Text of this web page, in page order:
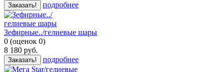
Заказать! подробнее
Зефирные../гелиевые шары
0 (оценок 0)
8 180 руб.
Заказать! подробнее